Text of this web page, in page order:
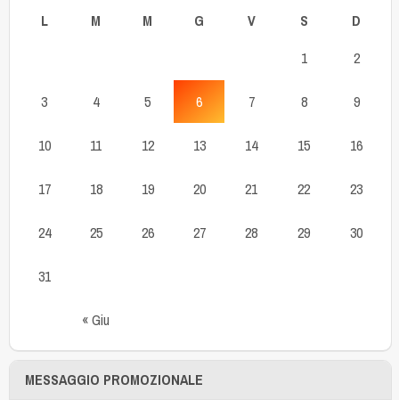
L
M M G V S D
« Giu
1 2
3 4 5 6 7 8 9
10 11 12 13 14 15 16
17 18 19 20 21 22 23
24 25 26 27 28 29 30
31
MESSAGGIO PROMOZIONALE